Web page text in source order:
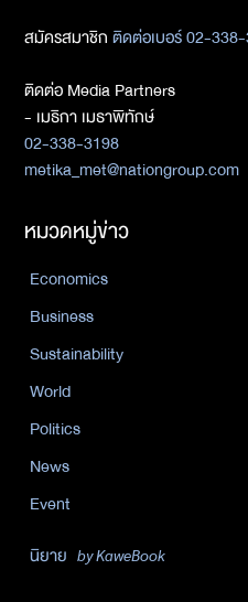
สมัครสมาชิกติดต่อเบอร์ 02-
ติดต่อ Media Partners
- เมธิกา เมธาพิทักษ์
02-338-3198
metika_met@nationgroup.com
หมวดหมู่ข่าว
Economics
Business
Sustainability
World
Politics
News
Event
นิยาย by KaweBook